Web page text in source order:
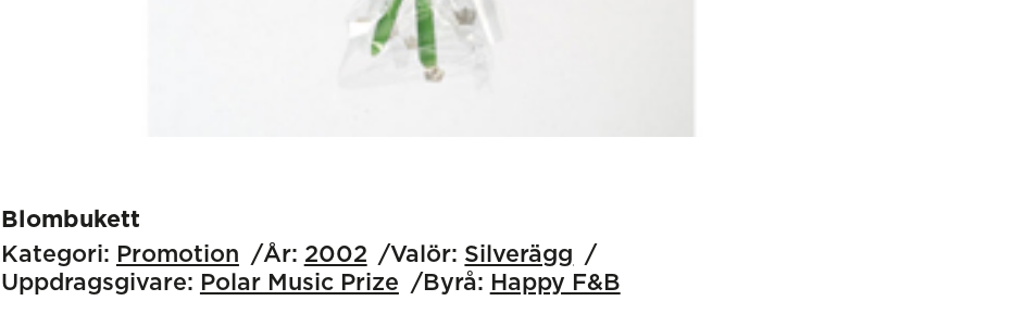
Blombukett
Kategori: Promotion År: 2002 Valör: Silverägg
Uppdragsgivare: Polar Music Prize Byrå: Happy F&B